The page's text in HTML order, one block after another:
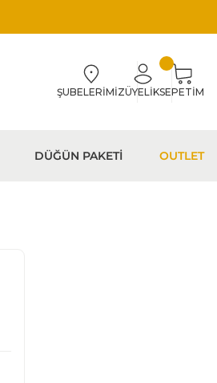
ŞUBELERİMİZÜYELİKSEPETİM
DÜĞÜN PAKETİ OUTLET